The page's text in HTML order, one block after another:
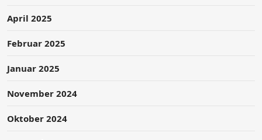
April 2025
Februar 2025
Januar 2025
November 2024
Oktober 2024